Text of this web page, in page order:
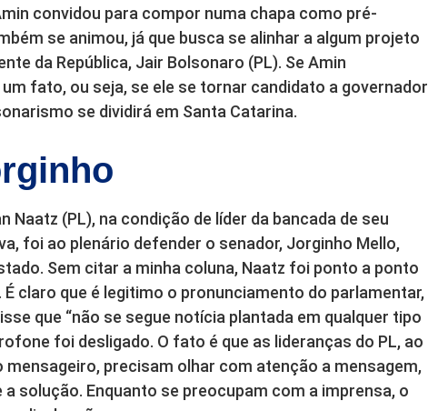
convidou para compor numa chapa como pré-
se animou, já que busca se alinhar a algum projeto
da República, Jair Bolsonaro (PL). Se Amin
fato, ou seja, se ele se tornar candidato a governador
se dividirá em Santa Catarina.
Naatz (PL), na condição de líder da bancada de seu
foi ao plenário defender o senador, Jorginho Mello,
Sem citar a minha coluna, Naatz foi ponto a ponto
claro que é legitimo o pronunciamento do parlamentar,
que “não se segue notícia plantada em qualquer tipo
foi desligado. O fato é que as lideranças do PL, ao
mensageiro, precisam olhar com atenção a mensagem,
a solução. Enquanto se preocupam com a imprensa, o